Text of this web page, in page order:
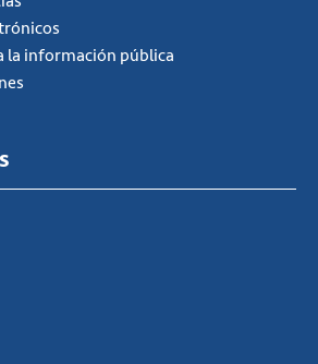
la información pública